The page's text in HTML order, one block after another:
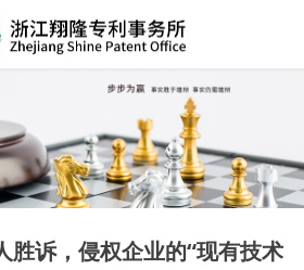
胜诉，侵权企业的“现有技术